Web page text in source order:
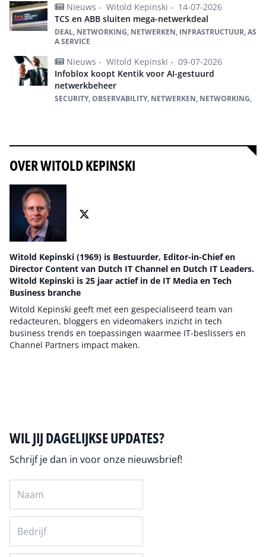
Nieuws - Witold Kepinski - 14-07-2026
TCS en ABB sluiten mega-netwerkdeal
DEAL, NETWORKING, NETWERKEN, INFRASTRUCTUUR, AS
A SERVICE
Nieuws - Witold Kepinski - 09-07-2026
Infoblox koopt Kentik voor AI-gestuurd
netwerkbeheer
SECURITY, OBSERVABILITY, NETWERKEN, NETWORKING,
OVER WITOLD KEPINSKI
Witold Kepinski (1969) is Bestuurder, Editor-in-Chief en
Director Content van Dutch IT Channel en Dutch IT Leaders.
Witold Kepinski is 25 jaar actief in de IT Media en Tech
Business branche
Witold Kepinski geeft met een gespecialiseerd team van
redacteuren, bloggers en videomakers inzicht in tech
business trends en toepassingen waarmee IT-beslissers en
Channel Partners impact maken.
WIL JIJ DAGELIJKSE UPDATES?
Schrijf je dan in voor onze nieuwsbrief!